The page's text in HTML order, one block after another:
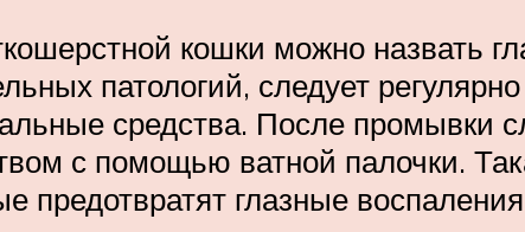
кошки можно назвать
патологий, следует
средства. После промывки
с помощью ватной палочки.
предотвратят глазные